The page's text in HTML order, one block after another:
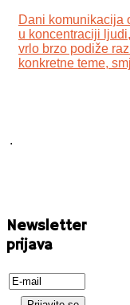
Dani komunikacija
u koncentraciji
vrlo brzo podiže
konkretne teme,
.
Newsletter
prijava